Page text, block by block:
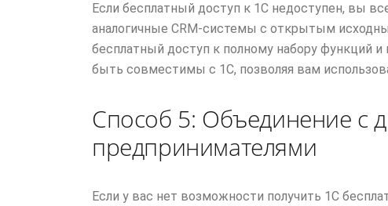
Если бесплатный доступ к 1С недоступен, вы
аналогичные CRM-системы с открытым
бесплатный доступ к полному набору функций
быть совместимы с 1С, позволяя вам
Способ 5: Объединение с
предпринимателями
Если у вас нет возможности получить 1С